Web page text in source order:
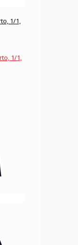
1/1,